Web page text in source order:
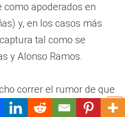
apoderados en
y, en los casos más
tal como se
y Alonso Ramos.
correr el rumor de que
financiera y que